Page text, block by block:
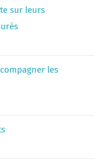
sur leurs
les